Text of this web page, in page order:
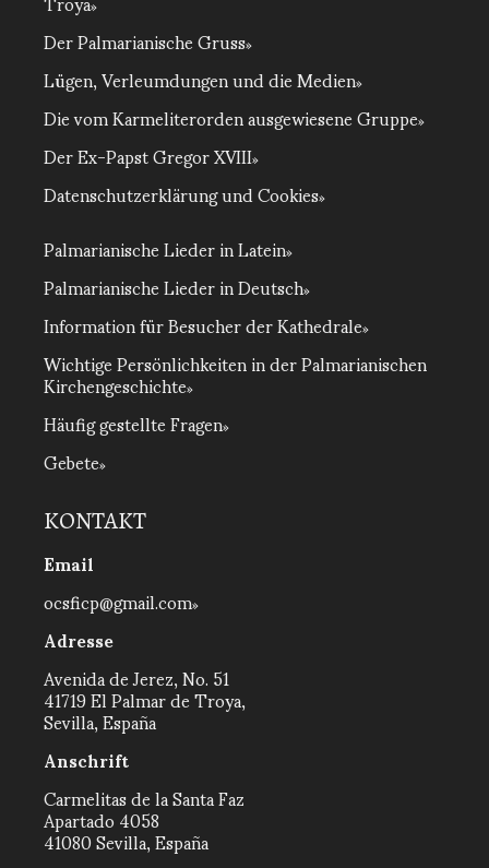
Der Palmarianische Gruss
Lügen, Verleumdungen und die Medien
Die vom Karmeliterorden ausgewiesene Gruppe
Der Ex-Papst Gregor XVIII
Datenschutzerklärung und Cookies
Palmarianische Lieder in Latein
Palmarianische Lieder in Deutsch
Information für Besucher der Kathedrale
Wichtige Persönlichkeiten in der Palmarianischen
Kirchengeschichte
Häufig gestellte Fragen
Gebete
KONTAKT
Email
ocsficp@gmail.com
Adresse
Avenida de Jerez, No. 51
41719 El Palmar de Troya,
Sevilla, España
Anschrift
Carmelitas de la Santa Faz
Apartado 4058
41080 Sevilla, España